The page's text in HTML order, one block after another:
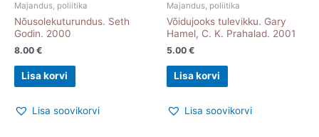
Majandus, poliitika
Nõusolekuturundus. Seth
Godin. 2000
8.00 €
Lisa korvi
Lisa soovikorvi
Majandus, poliitika
Võidujooks tulevikku. Gary
Hamel, C. K. Prahalad. 2001
5.00 €
Lisa korvi
Lisa soovikorvi